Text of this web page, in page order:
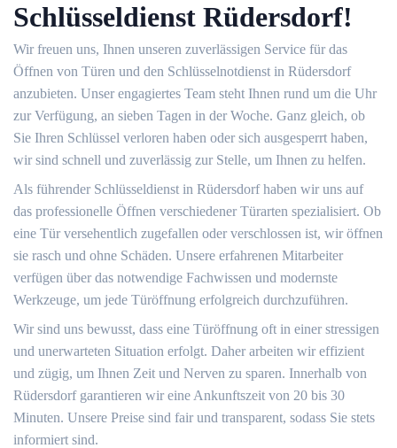
Schlüsseldienst Rüdersdorf!
Wir freuen uns, Ihnen unseren zuverlässigen Service für das
Öffnen von Türen und den Schlüsselnotdienst in Rüdersdorf
anzubieten. Unser engagiertes Team steht Ihnen rund um die Uhr
zur Verfügung, an sieben Tagen in der Woche. Ganz gleich, ob
Sie Ihren Schlüssel verloren haben oder sich ausgesperrt haben,
wir sind schnell und zuverlässig zur Stelle, um Ihnen zu helfen.
Als führender Schlüsseldienst in Rüdersdorf haben wir uns auf
das professionelle Öffnen verschiedener Türarten spezialisiert. Ob
eine Tür versehentlich zugefallen oder verschlossen ist, wir öffnen
sie rasch und ohne Schäden. Unsere erfahrenen Mitarbeiter
verfügen über das notwendige Fachwissen und modernste
Werkzeuge, um jede Türöffnung erfolgreich durchzuführen.
Wir sind uns bewusst, dass eine Türöffnung oft in einer stressigen
und unerwarteten Situation erfolgt. Daher arbeiten wir effizient
und zügig, um Ihnen Zeit und Nerven zu sparen. Innerhalb von
Rüdersdorf garantieren wir eine Ankunftszeit von 20 bis 30
Minuten. Unsere Preise sind fair und transparent, sodass Sie stets
informiert sind.